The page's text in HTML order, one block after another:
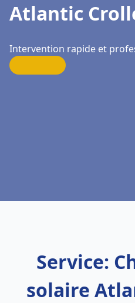
Atlantic
Intervention rapide et
Service:
solaire